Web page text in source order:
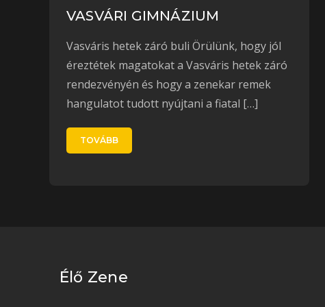
VASVÁRI GIMNÁZIUM
Vasváris hetek záró buli Örülünk, hogy jól
éreztétek magatokat a Vasváris hetek záró
rendezvényén és hogy a zenekar remek
hangulatot tudott nyújtani a fiatal […]
TOVÁBB
Élő Zene